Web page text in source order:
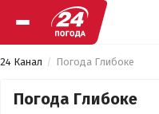
24 Канал Погода Глибоке
Погода Глибоке